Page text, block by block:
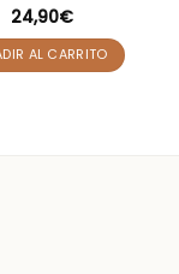
Valorado
5de 5
24,90€
AL CARRITO